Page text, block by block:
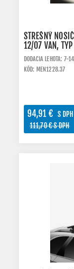
STREŠNÝ
12/07 VAN, TYP
DODACIA LEHOTA: 7-
KÓD: MEN1228.37
94,91 € S DPH
111,70 € S DPH